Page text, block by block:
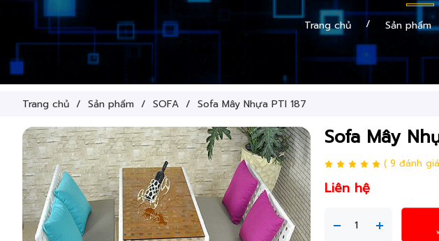
Trang chủ / Sản phẩm
Trang chủ / Sản phẩm / SOFA / Sofa Mây Nhựa PTI 187
Sofa Mây
( 9 đánh
Liên hệ